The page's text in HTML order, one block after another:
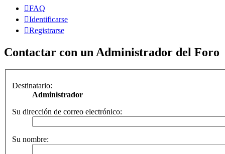
FAQ
Identificarse
Registrarse
Contactar con un Administrador del Foro
Destinatario:
Administrador
Su dirección de correo electrónico:
Su nombre: